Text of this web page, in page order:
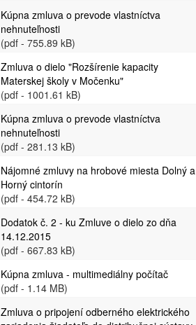
Kúpna zmluva o prevode vlastníctva
nehnuteľnosti
(pdf - 755.89 kB)
Zmluva o dielo "Rozšírenie kapacity
Materskej školy v Močenku"
(pdf - 1001.61 kB)
Kúpna zmluva o prevode vlastníctva
nehnuteľnosti
(pdf - 281.13 kB)
Nájomné zmluvy na hrobové miesta Dolný a
Horný cintorín
(pdf - 454.72 kB)
Dodatok č. 2 - ku Zmluve o dielo zo dňa
14.12.2015
(pdf - 667.83 kB)
Kúpna zmluva - multimediálny počítač
(pdf - 1.14 MB)
Zmluva o pripojení odberného elektrického